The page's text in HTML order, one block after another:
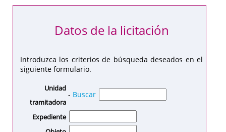
Introduzca los criterios de búsqueda deseados en el
siguiente formulario.
Datos de la licitación
Unidad
tramitadora
- Buscar
Expediente